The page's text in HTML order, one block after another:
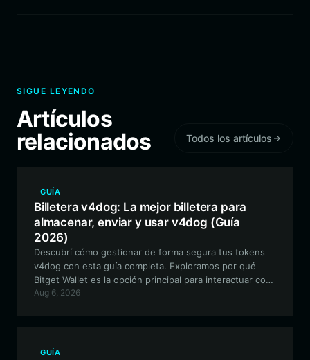
SIGUE LEYENDO
Artículos
relacionados
Todos los artículos
GUÍA
Billetera v4dog: La mejor billetera para
almacenar, enviar y usar v4dog (Guía
2026)
Descubrí cómo gestionar de forma segura tus tokens
v4dog con esta guía completa. Exploramos por qué
Bitget Wallet es la opción principal para interactuar con
v4dog en la red EVM, cubriendo todo, desde la
Aug 6, 2026
GUÍA